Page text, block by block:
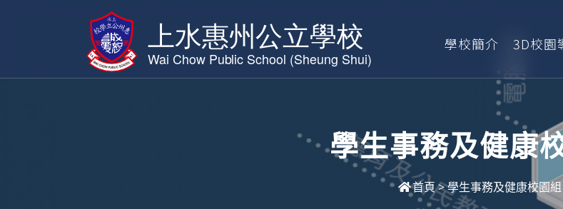
學校簡介 3D校園
學生事務及健康
首頁>學生事務及健康校園組